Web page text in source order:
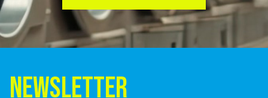
NEWSLETTER